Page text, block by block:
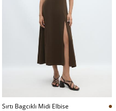
Sırtı Bagcıklı Midi Elbise